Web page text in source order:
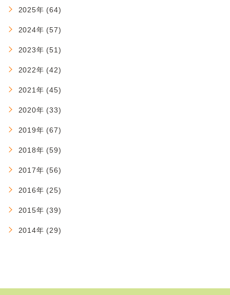
2025年 (64)
2024年 (57)
2023年 (51)
2022年 (42)
2021年 (45)
2020年 (33)
2019年 (67)
2018年 (59)
2017年 (56)
2016年 (25)
2015年 (39)
2014年 (29)